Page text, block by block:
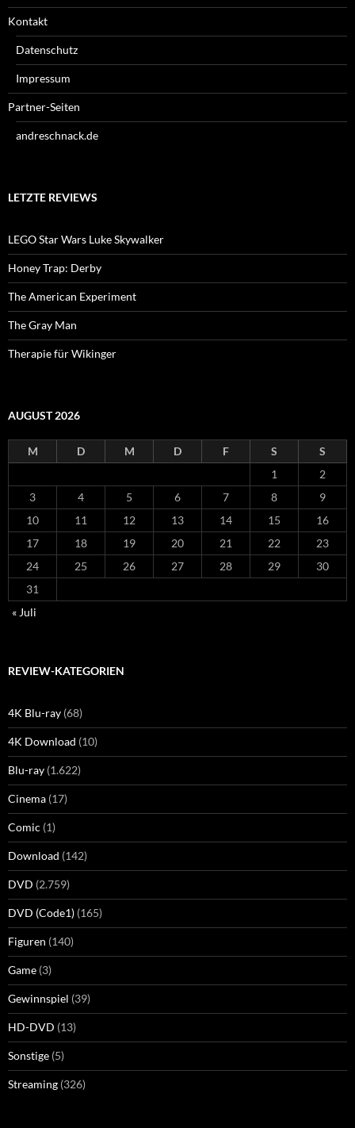
Kontakt
Datenschutz
Impressum
Partner-Seiten
andreschnack.de
LETZTE REVIEWS
LEGO Star Wars Luke Skywalker
Honey Trap: Derby
The American Experiment
The Gray Man
Therapie für Wikinger
AUGUST 2026
M D M D F S
S
1
2
3
4 5 6 7 8
9
10
11 12 13 14 15
16
17
18 19 20 21 22
23
24
25 26 27 28 29
30
31
« Juli
REVIEW-KATEGORIEN
4K Blu-ray (68)
4K Download (10)
Blu-ray (1.622)
Cinema (17)
Comic (1)
Download (142)
DVD (2.759)
DVD (Code1) (165)
Figuren (140)
Game (3)
Gewinnspiel (39)
HD-DVD (13)
Sonstige (5)
Streaming (326)